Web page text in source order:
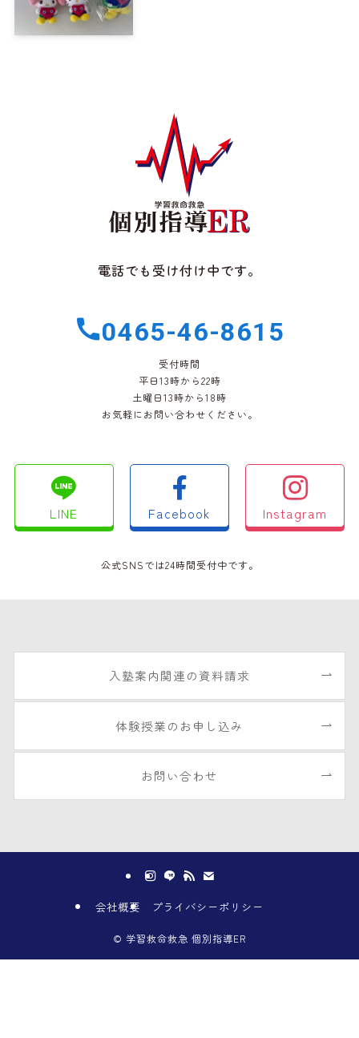
電話でも受け付け中です。
0465-46-8615
受付時間
平日13時から22時
土曜日13時から18時
お気軽にお問い合わせください。
LINE Facebook Instagram
公式SNSでは24時間受付中です。
入塾案内関連の資料請求
体験授業のお申し込み
お問い合わせ
会社概要 プライバシーポリシー
© 学習救命救急 個別指導ER